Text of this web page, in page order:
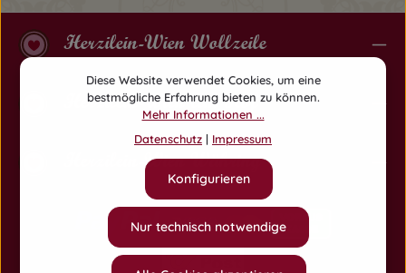
Herzilein-Wien Wollzeile
Herzilein-Wien Am Hof
Herzilein-Wien Währing
Diese Website verwendet Cookies, um eine
bestmögliche Erfahrung bieten zu können.
Mehr Informationen ...
Datenschutz | Impressum
Nur technisch notwendige
Konfigurieren